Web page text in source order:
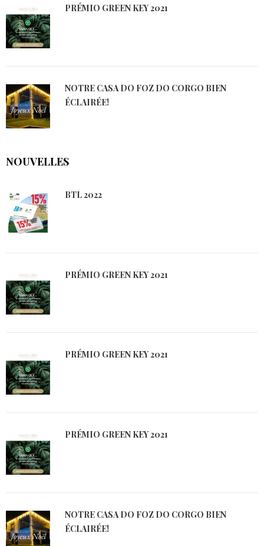
PRÉMIO GREEN KEY 2021
NOTRE CASA DO FOZ DO CORGO BIEN
ÉCLAIRÉE!
NOUVELLES
BTL 2022
PRÉMIO GREEN KEY 2021
PRÉMIO GREEN KEY 2021
PRÉMIO GREEN KEY 2021
NOTRE CASA DO FOZ DO CORGO BIEN
ÉCLAIRÉE!